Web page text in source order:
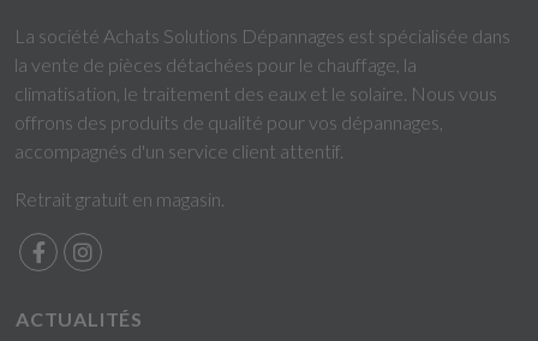
La société Achats Solutions Dépannages est spécialisée dans
la vente de pièces détachées pour le chauffage, la
climatisation, le traitement des eaux et le solaire. Nous vous
offrons des produits de qualité pour vos dépannages,
accompagnés d'un service client attentif.
Retrait gratuit en magasin.
ACTUALITÉS